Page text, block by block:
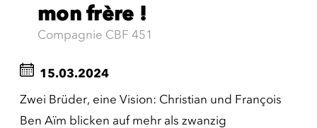
mon frère !
Compagnie CBF 451
15.03.2024
Zwei Brüder, eine Vision: Christian und François
Ben Aïm blicken auf mehr als zwanzig